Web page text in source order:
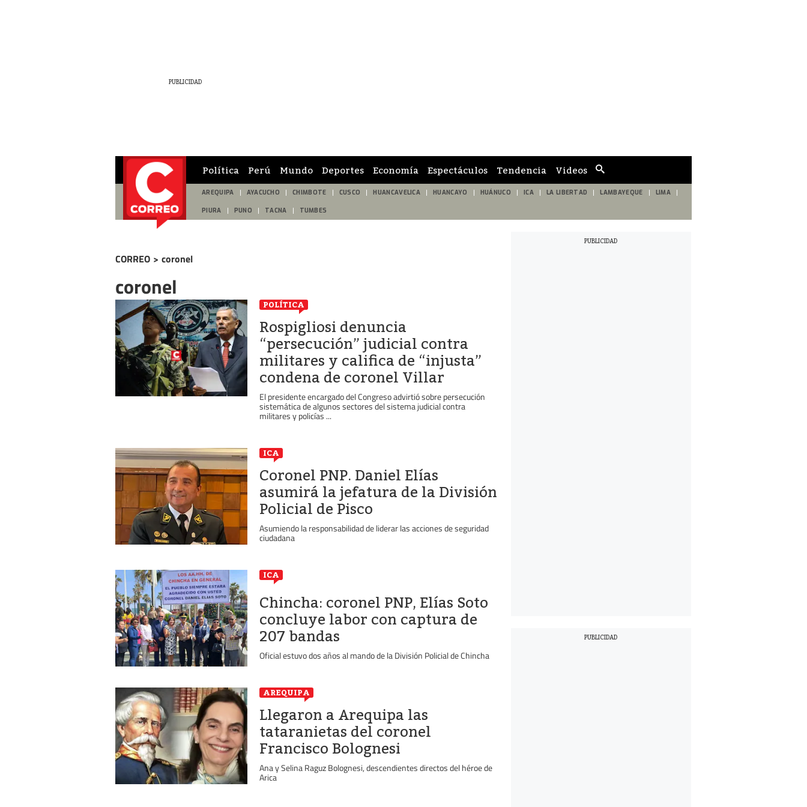
de
búsqueda
Política Perú Mundo Deportes Economía Espectáculos Tendencia Videos
AREQUIPA AYACUCHO CHIMBOTE CUSCO HUANCAVELICA HUANCAYO HUÁNUCO ICA LA LIBERTAD LAMBAYEQUE LIMA
PIURA PUNO TACNA TUMBES
CORREO > coronel
coronel
POLÍTICA
Rospigliosi denuncia
“persecución” judicial contra
militares y califica de “injusta”
condena de coronel Villar
El presidente encargado del Congreso advirtió sobre persecución
sistemática de algunos sectores del sistema judicial contra
militares y policías ...
ICA
Coronel PNP. Daniel Elías
asumirá la jefatura de la División
Policial de Pisco
Asumiendo la responsabilidad de liderar las acciones de seguridad
ciudadana
ICA
Chincha: coronel PNP, Elías Soto
concluye labor con captura de
207 bandas
Oficial estuvo dos años al mando de la División Policial de Chincha
AREQUIPA
Llegaron a Arequipa las
tataranietas del coronel
Francisco Bolognesi
Ana y Selina Raguz Bolognesi, descendientes directos del héroe de
Arica